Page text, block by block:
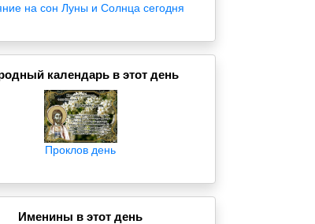
на сон Луны и Солнца сегодня
календарь в этот день
Проклов день
Именины в этот день